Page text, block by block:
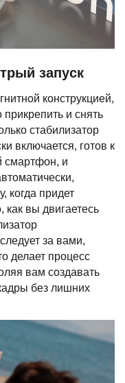
запуск
конструкцией,
прикрепить и снять
стабилизатор
включается, готов к
смартфон, и
когда придет
как вы двигаетесь
за вами,
делает процесс
вам создавать
без лишних